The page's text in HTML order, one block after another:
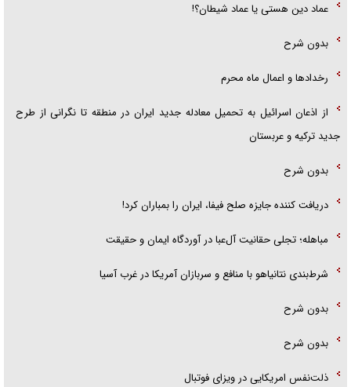
عماد دین هستی یا عماد شیطان؟!
بدون شرح
رخداد‌ها و اعمال ماه محرم
از اذعان اسرائیل به تحمیل معادله جدید ایران در منطقه تا نگرانی از طرح
جدید ترکیه و عربستان
بدون شرح
دریافت کننده جایزه صلح فیفا، ایران را بمباران کرد!
مباهله؛ تجلی حقانیت آل‌عبا در آوردگاه ایمان و حقیقت
شرط‌بندی نتانیاهو با منافع و سربازان آمریکا در غرب آسیا
بدون شرح
بدون شرح
ذلت‌نفس امریکایی در ویزای فوتبال